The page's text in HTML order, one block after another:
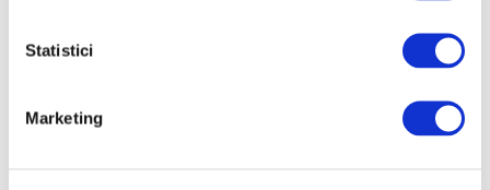
Statistici
Marketing
Arhivă
Iulie 2026